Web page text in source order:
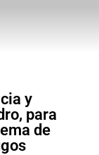
y
para
de